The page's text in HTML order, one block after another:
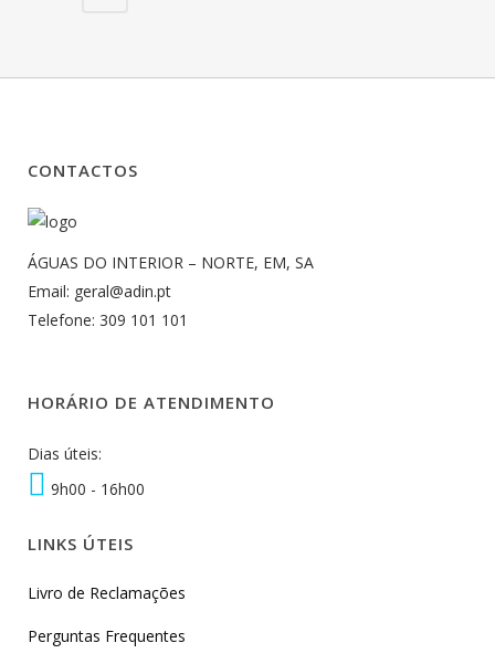
CONTACTOS
ÁGUAS DO INTERIOR – NORTE, EM, SA
Email: geral@adin.pt
Telefone: 309 101 101
HORÁRIO DE ATENDIMENTO
Dias úteis:
9h00 - 16h00
LINKS ÚTEIS
Livro de Reclamações
Perguntas Frequentes